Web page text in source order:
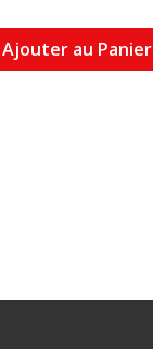
Ajouter au Panier